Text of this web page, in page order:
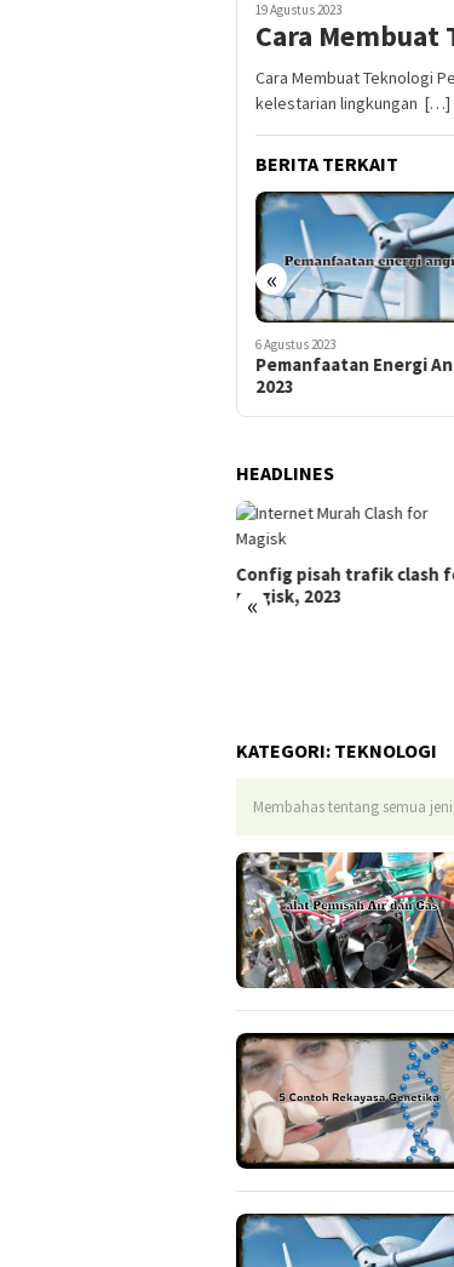
19 Agustus 2023
Cara Membuat
Cara Membuat Teknologi
kelestarian lingkungan […]
BERITA TERKAIT
«
6 Agustus 2023
Pemanfaatan Energi
2023
HEADLINES
«
Config pisah trafik clash
magisk, 2023
KATEGORI: TEKNOLOGI
Membahas tentang semua